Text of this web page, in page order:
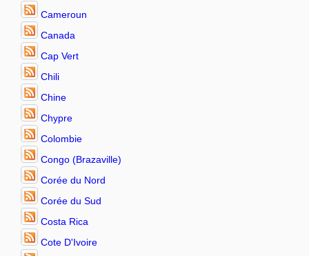
Cameroun
Canada
Cap Vert
Chili
Chine
Chypre
Colombie
Congo (Brazaville)
Corée du Nord
Corée du Sud
Costa Rica
Cote D'Ivoire